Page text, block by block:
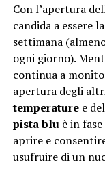
Con l’apertura
candida a essere
settimana
ogni giorno).
continua a
apertura degli
temperaturee
pista bluè in fase
aprire e
usufruire di un